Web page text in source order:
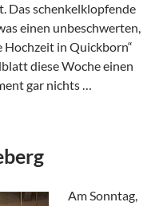
Das schenkelklopfende
einen unbeschwerten,
Hochzeit in Quickborn“
diese Woche einen
gar nichts …
Am Sonntag,